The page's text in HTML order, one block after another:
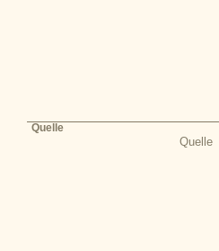
Quelle
Quelle